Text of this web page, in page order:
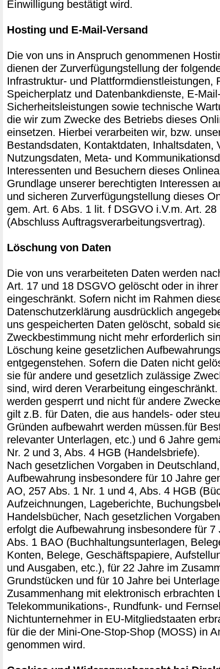
Einwilligung bestätigt wird.
Hosting und E-Mail-Versand
Die von uns in Anspruch genommenen
dienen der Zurverfügungstellung der
Infrastruktur- und Plattformdienstleistungen,
Speicherplatz und Datenbankdienste, E-
Sicherheitsleistungen sowie technische
die wir zum Zwecke des Betriebs dieses
einsetzen. Hierbei verarbeiten wir, bzw.
Bestandsdaten, Kontaktdaten, Inhaltsdaten,
Nutzungsdaten, Meta- und
Interessenten und Besuchern dieses
Grundlage unserer berechtigten Interessen
und sicheren Zurverfügungstellung dieses
gem. Art. 6 Abs. 1 lit. f DSGVO i.V.m. Art.
(Abschluss Auftragsverarbeitungsvertrag).
Löschung von Daten
Die von uns verarbeiteten Daten werden
Art. 17 und 18 DSGVO gelöscht oder in
eingeschränkt. Sofern nicht im Rahmen
Datenschutzerklärung ausdrücklich
uns gespeicherten Daten gelöscht, sobald
Zweckbestimmung nicht mehr erforderlich
Löschung keine gesetzlichen
entgegenstehen. Sofern die Daten nicht
sie für andere und gesetzlich zulässige
sind, wird deren Verarbeitung
werden gesperrt und nicht für andere
gilt z.B. für Daten, die aus handels- oder
Gründen aufbewahrt werden müssen.für
relevanter Unterlagen, etc.) und 6 Jahre
Nr. 2 und 3, Abs. 4 HGB (Handelsbriefe).
Nach gesetzlichen Vorgaben in
Aufbewahrung insbesondere für 10 Jahre
AO, 257 Abs. 1 Nr. 1 und 4, Abs. 4 HGB
Aufzeichnungen, Lageberichte,
Handelsbücher, Nach gesetzlichen
erfolgt die Aufbewahrung insbesondere für 7
Abs. 1 BAO (Buchhaltungsunterlagen,
Konten, Belege, Geschäftspapiere,
und Ausgaben, etc.), für 22 Jahre im
Grundstücken und für 10 Jahre bei
Zusammenhang mit elektronisch erbrachten
Telekommunikations-, Rundfunk- und
Nichtunternehmer in EU-Mitgliedstaaten
für die der Mini-One-Stop-Shop (MOSS) in
genommen wird.